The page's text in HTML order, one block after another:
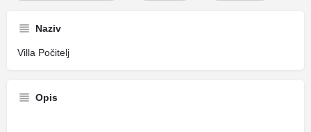
Naziv
Villa Počitelj
Opis